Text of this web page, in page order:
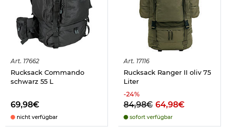
Art. 17662
Rucksack Commando
schwarz 55 L
69,98€
nicht verfügbar
Art. 17116
Rucksack Ranger II oliv 75
Liter
-24%
84,98€ 64,98€
sofort verfügbar